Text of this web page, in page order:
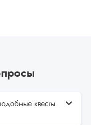
квесты.